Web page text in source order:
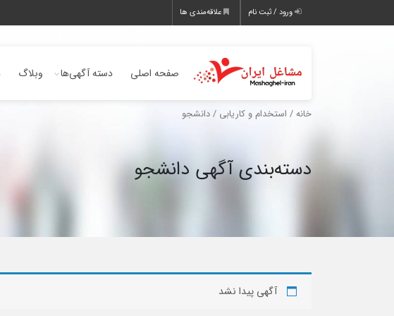
ورود / ثبت نام علاقه‌مندی ها
صفحه اصلی دسته آگهی‌ها وبلاگ
خانه / استخدام و کاریابی / دانشجو
دسته‌بندی آگهی دانشجو
آگهی پیدا نشد